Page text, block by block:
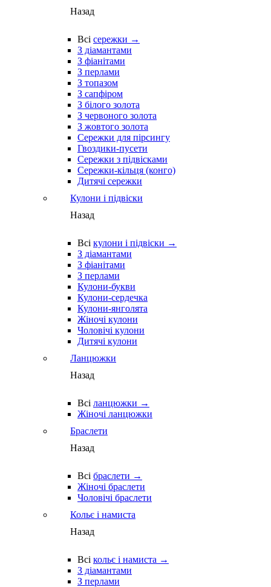
Назад
Всі сережки →
З діамантами
З фіанітами
З перлами
З топазом
З сапфіром
З білого золота
З червоного золота
З жовтого золота
Сережки для пірсингу
Гвоздики-пусети
Сережки з підвісками
Сережки-кільця (конго)
Дитячі сережки
Кулони і підвіски
Назад
Всі кулони і підвіски →
З діамантами
З фіанітами
З перлами
Кулони-букви
Кулони-сердечка
Кулони-янголята
Жіночі кулони
Чоловічі кулони
Дитячі кулони
Ланцюжки
Назад
Всі ланцюжки →
Жіночі ланцюжки
Браслети
Назад
Всі браслети →
Жіночі браслети
Чоловічі браслети
Кольє і намиста
Назад
Всі кольє і намиста →
З діамантами
З перлами